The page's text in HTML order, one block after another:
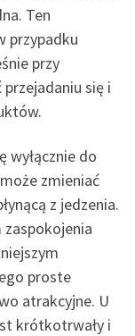
Ten
przypadku
przy
się i
wyłącznie do
zmieniać
z jedzenia.
proste
atrakcyjne. U
krótkotrwały i